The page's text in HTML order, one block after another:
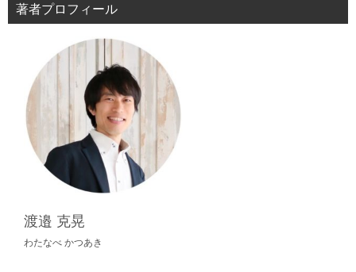
著者プロフィール
渡邉 克晃
わたなべ かつあき